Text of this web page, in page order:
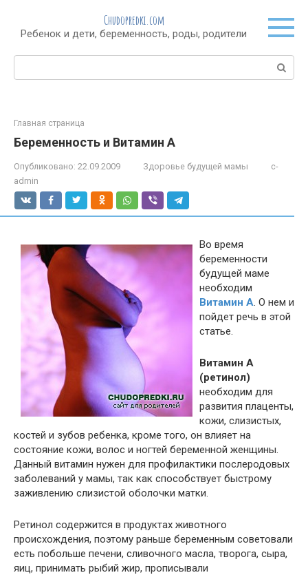
контенту
Chudopredki.com
Ребенок и дети, беременность, роды, родители
Поиск:
Главная страница
Беременность и Витамин А
Опубликовано: 22.09.2009 Здоровье будущей мамы
c-
admin
Во время
беременности
будущей маме
необходим
Витамин А. О нем и
пойдет речь в этой
статье.
Витамин А
(ретинол)
необходим для
развития плаценты,
кожи, слизистых,
костей и зубов ребенка, кроме того, он влияет на
состояние кожи, волос и ногтей беременной женщины.
Данный витамин нужен для профилактики послеродовых
заболеваний у мамы, так как способствует быстрому
заживлению слизистой оболочки матки.
Ретинол содержится в продуктах животного
происхождения, поэтому раньше беременным советовали
есть побольше печени, сливочного масла, творога, сыра,
яиц, принимать рыбий жир, прописывали